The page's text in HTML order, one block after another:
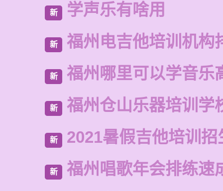
新 学声乐有啥用
新 福州电吉他培训机构
新 福州哪里可以学音乐
新 福州仓山乐器培训学
新 2021暑假吉他培训招
新 福州唱歌年会排练速